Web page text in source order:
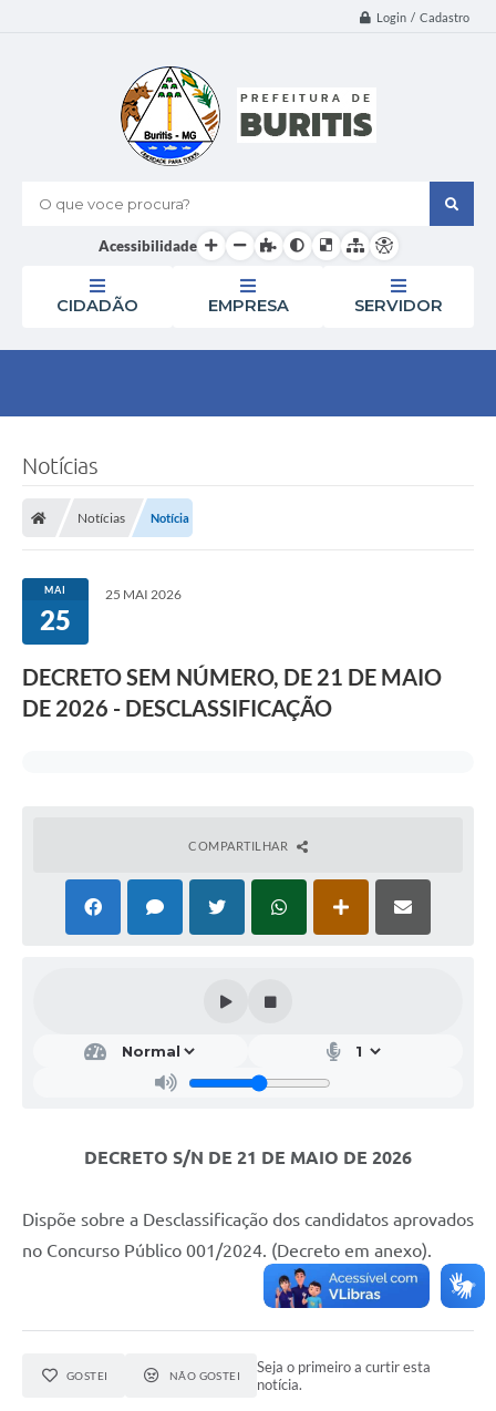
Login / Cadastro
O que voce procura?
Acessibilidade
CIDADÃO EMPRESA SERVIDOR
Notícias
Notícias Notícia
MAI
25
25 MAI 2026
DECRETO SEM NÚMERO, DE 21 DE MAIO
DE 2026 - DESCLASSIFICAÇÃO
COMPARTILHAR
DECRETO S/N DE 21 DE MAIO DE 2026
Dispõe sobre a Desclassificação dos candidatos aprovados
no Concurso Público 001/2024. (Decreto em anexo).
GOSTEI NÃO GOSTEI
Seja o primeiro a curtir esta
notícia.